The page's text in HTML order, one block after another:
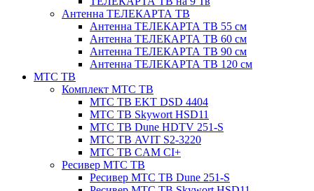
Антенна ТЕЛЕКАРТА ТВ
Антенна ТЕЛЕКАРТА ТВ 55 см
Антенна ТЕЛЕКАРТА ТВ 60 см
Антенна ТЕЛЕКАРТА ТВ 90 см
Антенна ТЕЛЕКАРТА ТВ 120 см
МТС ТВ
Комплект МТС ТВ
МТС ТВ EKT DSD 4404
МТС ТВ Skywort HSD11
МТС ТВ Dune HDTV 251-S
МТС ТВ AVIT S2-3220
МТС ТВ CAM CI+
Ресивер МТС ТВ
Ресивер МТС ТВ Dune 251-S